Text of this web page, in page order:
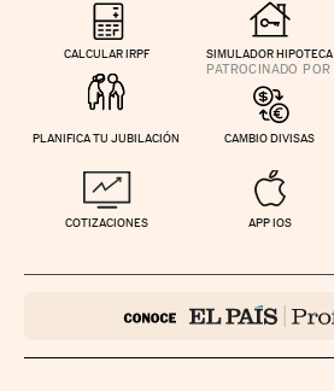
CALCULAR IRPF SIMULADOR HIPOTECA
PLANIFICA TU JUBILACIÓN CAMBIO DIVISAS
COTIZACIONES APP IOS